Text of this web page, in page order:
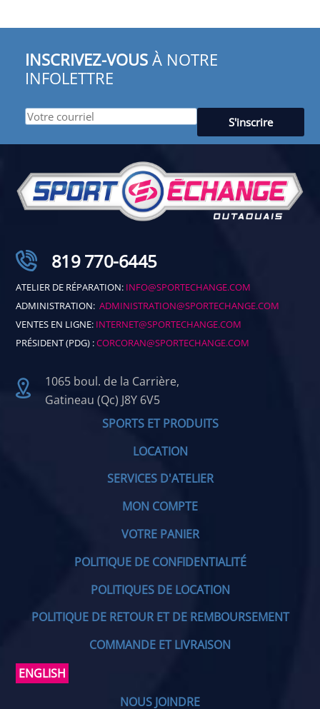
INSCRIVEZ-VOUS À NOTRE
INFOLETTRE
819 770-6445
ATELIER DE RÉPARATION: INFO@SPORTECHANGE.COM
ADMINISTRATION:ADMINISTRATION@SPORTECHANGE.COM
VENTES EN LIGNE: INTERNET@SPORTECHANGE.COM
PRÉSIDENT (PDG) :CORCORAN@SPORTECHANGE.COM
1065 boul. de la Carrière,
Gatineau (Qc) J8Y 6V5
SPORTS ET PRODUITS
LOCATION
SERVICES D'ATELIER
MON COMPTE
VOTRE PANIER
POLITIQUE DE CONFIDENTIALITÉ
POLITIQUES DE LOCATION
POLITIQUE DE RETOUR ET DE REMBOURSEMENT
COMMANDE ET LIVRAISON
ENGLISH
NOUS JOINDRE